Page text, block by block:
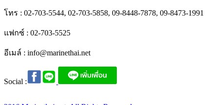
โทร : 02-703-5544, 02-703-5858, 09-8448-7878, 09-8473-1991
แฟกซ์ : 02-703-5525
อีเมล์ : info@marinethai.net
Social :